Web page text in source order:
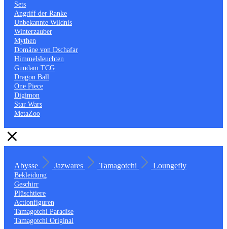
Sets
Angriff der Ranke
Unbekannte Wildnis
Winterzauber
Mythen
Domäne von Dschafar
Himmelsleuchten
Gundam TCG
Dragon Ball
One Piece
Digimon
Star Wars
MetaZoo
Abysse Jazwares Tamagotchi Loungefly
Bekleidung
Geschirr
Plüschtiere
Actionfiguren
Tamagotchi Paradise
Tamagotchi Original